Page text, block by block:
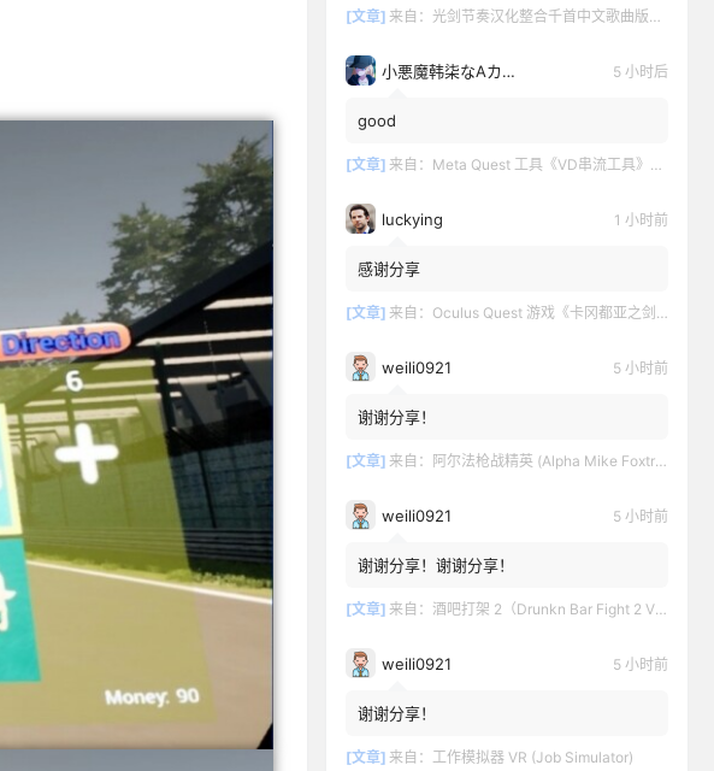
[文章] 来自： 光剑节奏汉化整合千首中文歌曲版（Beat Saber VR）全DLC解锁懒人带自定义歌曲版
小悪魔韩柒なAカップ魅 5 小时后
good
[文章] 来自： Meta Quest 工具《VD串流工具》Virtual Desktop 破解版
luckying 1 小时前
感谢分享
[文章] 来自： Oculus Quest 游戏《卡冈都亚之剑》Swords of Gargantua
weili0921 5 小时前
谢谢分享！
[文章] 来自： 阿尔法枪战精英 (Alpha Mike Foxtrot VR – AMF VR)
weili0921 5 小时前
谢谢分享！谢谢分享！
[文章] 来自： 酒吧打架 2（Drunkn Bar Fight 2 VR）
weili0921 5 小时前
谢谢分享！
[文章] 来自： 工作模拟器 VR (Job Simulator)